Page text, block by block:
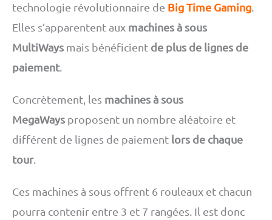
technologie révolutionnaire de Big Time Gaming.
Elles s’apparentent aux machines à sous
MultiWays mais bénéficient de plus de lignes de
paiement.
Concrètement, les machines à sous
MegaWays proposent un nombre aléatoire et
différent de lignes de paiement lors de chaque
tour.
Ces machines à sous offrent 6 rouleaux et chacun
pourra contenir entre 3 et 7 rangées. Il est donc